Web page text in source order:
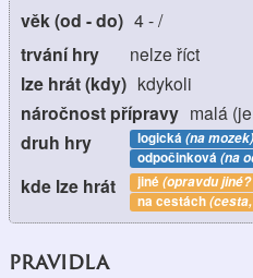
věk (od - do) 4-/
trvání hry nelze říct
lze hrát (kdy) kdykoli
náročnost přípravy malá
druh hry logická(na mozek)
odpočinková(na
kde lze hrát jiné(opravdu
na cestách
pravidla